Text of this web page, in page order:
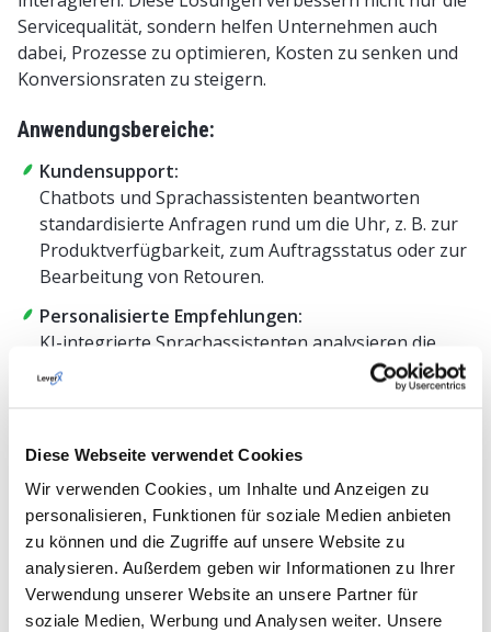
Diese Webseite verwendet Cookies
Wir verwenden Cookies, um Inhalte und Anzeigen zu
personalisieren, Funktionen für soziale Medien anbieten
zu können und die Zugriffe auf unsere Website zu
analysieren. Außerdem geben wir Informationen zu Ihrer
Verwendung unserer Website an unsere Partner für
soziale Medien, Werbung und Analysen weiter. Unsere
Servicequalität, sondern helfen Unternehmen auch
dabei, Prozesse zu optimieren, Kosten zu senken und
Konversionsraten zu steigern.
Anwendungsbereiche:
Kundensupport:
Chatbots und Sprachassistenten beantworten
standardisierte Anfragen rund um die Uhr, z. B. zur
Produktverfügbarkeit, zum Auftragsstatus oder zur
Bearbeitung von Retouren.
Personalisierte Empfehlungen:
KI-integrierte Sprachassistenten analysieren die
Kaufhistorie der Kunden, um relevante Produkte
Chatbots auf Plattformen wie WhatsApp und
Telegram sowie Sprachassistenten wie Siri und
Alexa unterstützen Kunden bei der Produktsuche,
der Bestellung und der Bezahlung, ohne dass ein
Website-Besuch erforderlich ist.
Interaktives Marketing: